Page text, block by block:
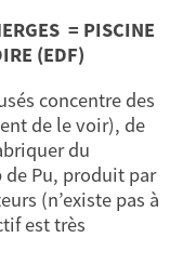
= PISCINE
(EDF)
concentre des
de le voir), de
du
Pu, produit par
(n’existe pas à
est très